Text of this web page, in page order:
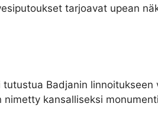
tarjoavat upean
Badjanin linnoitukseen
kansalliseksi